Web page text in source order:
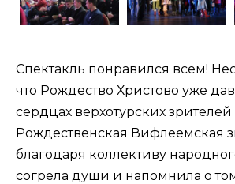
Спектакль понравился всем!
что Рождество Христово уже
сердцах верхотурских зрителей
Рождественская Вифлеемская
благодаря коллективу
согрела души и напомнила о